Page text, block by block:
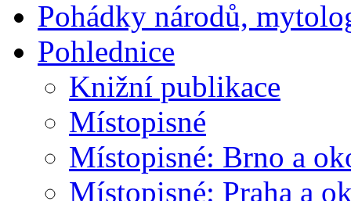
Pohádky národů,
Pohlednice
Knižní publikace
Místopisné
Místopisné: Brno a
Místopisné: Praha a